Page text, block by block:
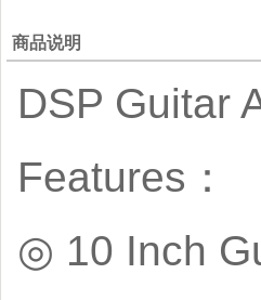
商品说明
DSP Guitar
Features：
◎ 10 Inch